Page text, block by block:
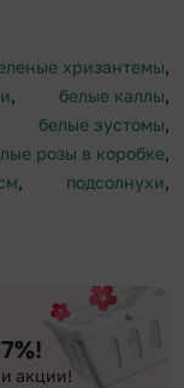
хризантемы,
, белые каллы,
белые эустомы,
розы в коробке,
, подсолнухи,
акции!